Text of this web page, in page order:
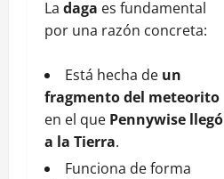
La daga es fundamental
por una razón concreta:
Está hecha de un
fragmento del meteorito
en el que Pennywise llegó
a la Tierra.
Funciona de forma